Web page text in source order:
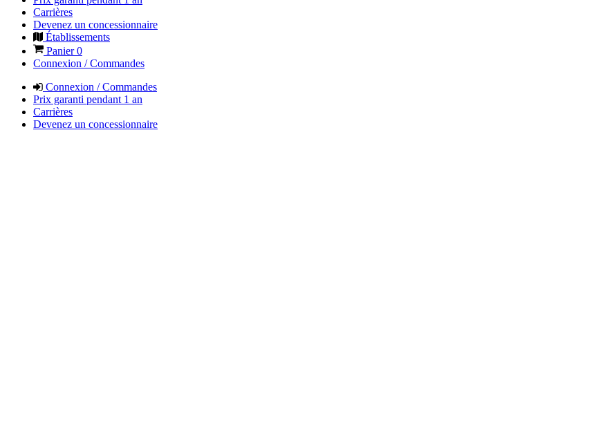
Carrières
Devenez un concessionnaire
Établissements
Panier0
Connexion / Commandes
Connexion / Commandes
Prix garanti pendant 1 an
Carrières
Devenez un concessionnaire